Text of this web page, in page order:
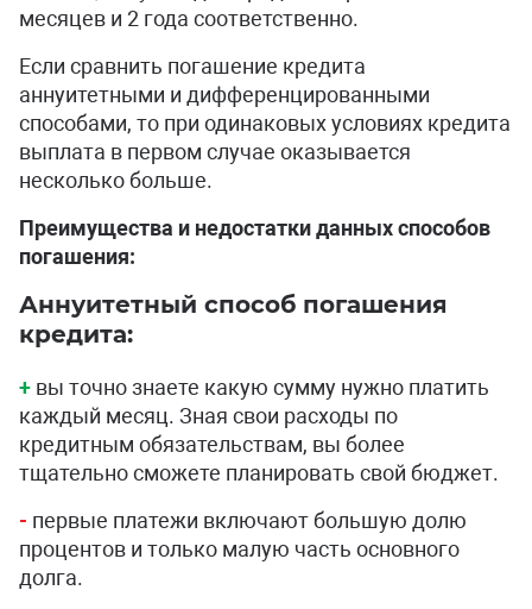
месяцев и 2 года соответственно.
Если сравнить погашение кредита
аннуитетными и дифференцированными
способами, то при одинаковых условиях кредита
выплата в первом случае оказывается
несколько больше.
Преимущества и недостатки данных способов
погашения:
Аннуитетный способ погашения
кредита:
+ вы точно знаете какую сумму нужно платить
каждый месяц. Зная свои расходы по
кредитным обязательствам, вы более
тщательно сможете планировать свой бюджет.
- первые платежи включают большую долю
процентов и только малую часть основного
долга.